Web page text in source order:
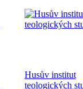
Husův institut
teologických